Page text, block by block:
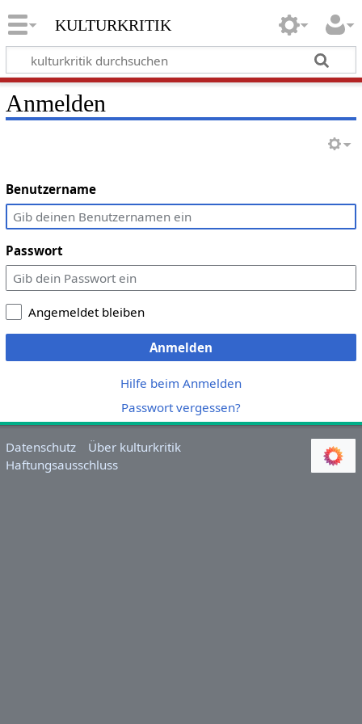
kulturkritik
Anmelden
Benutzername
Passwort
Angemeldet bleiben
Anmelden
Hilfe beim Anmelden
Passwort vergessen?
Datenschutz
Über kulturkritik
Haftungsausschluss